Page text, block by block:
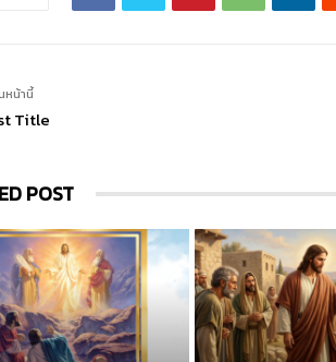
หน้านี้
Title
POST